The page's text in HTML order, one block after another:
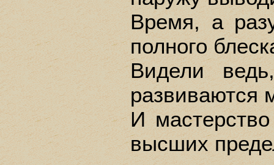
Время, а
полного
Видели
развиваются
И
высших